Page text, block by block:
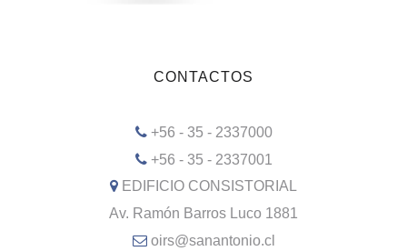
CONTACTOS
+56 - 35 - 2337000
+56 - 35 - 2337001
EDIFICIO CONSISTORIAL
Av. Ramón Barros Luco 1881
oirs@sanantonio.cl